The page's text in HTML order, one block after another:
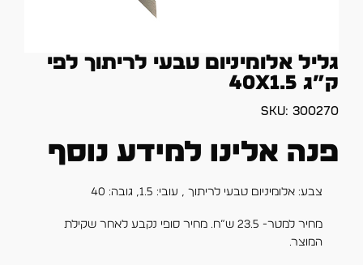
גליל אלומיניום טבעי לריתוך לפי
ק”ג 40X1.5
SKU: 300270
פנה אלינו למידע נוסף
צבע: אלומיניום טבעי לריתוך , עובי: 1.5, גובה: 40
מחיר למטר- 23.5 ש”ח. מחיר סופי נקבע לאחר שקילת
המוצר.